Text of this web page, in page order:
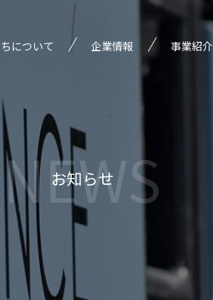
について 企業情報
沿革
会社概要
事業紹介
保有機械
NEWS
お知らせ